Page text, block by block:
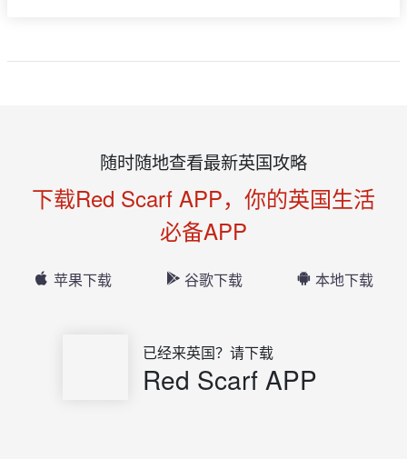
随时随地查看最新英国攻略
下载Red Scarf APP，你的英国生活
必备APP
苹果下载 谷歌下载 本地下载
已经来英国？请下载
Red Scarf APP